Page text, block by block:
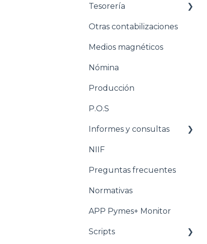
Estructuración Ventas
Estructuración
Tesorería
Pasos para configurar la
Producción
Estructuración
POS
Estructuración POS
Tesorería
Conciliacion bancaria
Otras contabilizaciones
Medios magnéticos
Nómina
Producción
P.O.S
Informes y consultas
Nomina
NIIF
Preguntas frecuentes
Normativas
APP Pymes+ Monitor
Scripts